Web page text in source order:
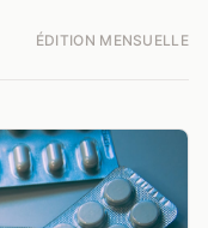
ÉDITION MENSUELLE